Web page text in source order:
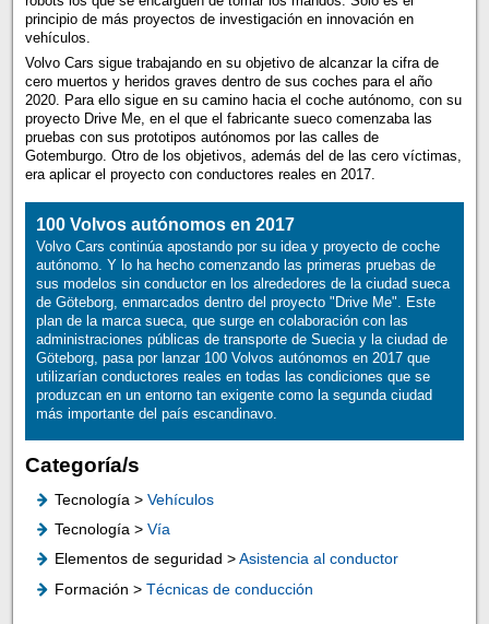
principio de más proyectos de investigación en innovación en
vehículos.
Volvo Cars sigue trabajando en su objetivo de alcanzar la cifra de
cero muertos y heridos graves dentro de sus coches para el año
2020. Para ello sigue en su camino hacia el coche autónomo, con su
proyecto Drive Me, en el que el fabricante sueco comenzaba las
pruebas con sus prototipos autónomos por las calles de
Gotemburgo. Otro de los objetivos, además del de las cero víctimas,
era aplicar el proyecto con conductores reales en 2017.
100 Volvos autónomos en 2017
Volvo Cars continúa apostando por su idea y proyecto de coche
autónomo. Y lo ha hecho comenzando las primeras pruebas de
sus modelos sin conductor en los alrededores de la ciudad sueca
de Göteborg, enmarcados dentro del proyecto "Drive Me". Este
plan de la marca sueca, que surge en colaboración con las
administraciones públicas de transporte de Suecia y la ciudad de
Göteborg, pasa por lanzar 100 Volvos autónomos en 2017 que
utilizarían conductores reales en todas las condiciones que se
produzcan en un entorno tan exigente como la segunda ciudad
más importante del país escandinavo.
Categoría/s
Tecnología > Vehículos
Tecnología > Vía
Elementos de seguridad >Asistencia al conductor
Formación > Técnicas de conducción